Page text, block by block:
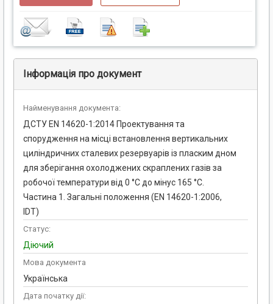
Інформація про документ
Найменування документа:
ДСТУ EN 14620-1:2014 Проектування та
спорудження на місці встановлення вертикальних
циліндричних сталевих резервуарів із пласким дном
для зберігання охолоджених скраплених газів за
робочої температури від 0 °C до мінус 165 °C.
Частина 1. Загальні положення (EN 14620-1:2006,
IDT)
Статус:
Діючий
Мова документа
Українська
Дата початку дії: